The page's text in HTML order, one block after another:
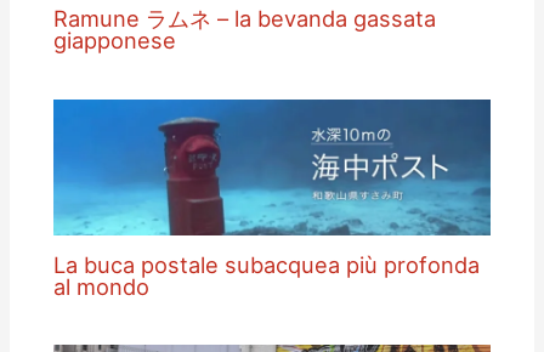
Ramune ラムネ – la bevanda gassata
giapponese
La buca postale subacquea più profonda
al mondo